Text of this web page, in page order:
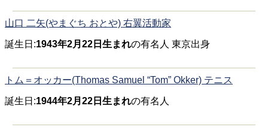
山口 二矢(やまぐち おとや) 右翼活動家
誕生日:1943年2月22日生まれの有名人 東京出身
トム＝オッカー(Thomas Samuel “Tom” Okker) テニス
誕生日:1944年2月22日生まれの有名人